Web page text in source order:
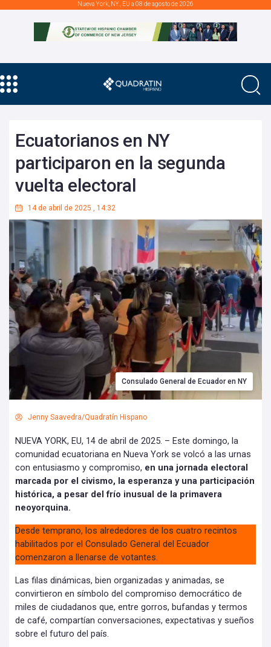
Nueva York, NY., EU a 08 de agosto de 2026
Ecuatorianos en NY
participaron en la segunda
vuelta electoral
14 de abril de 2025 , 14:32
Consulado General de Ecuador en NY
Jenny Saavedra/Quadratín Hispano
NUEVA YORK, EU, 14 de abril de 2025. – Este domingo, la
comunidad ecuatoriana en Nueva York se volcó a las urnas
con entusiasmo y compromiso, en una jornada electoral
marcada por el civismo, la esperanza y una participación
histórica, a pesar del frío inusual de la primavera
neoyorquina.
Desde temprano, los alrededores de los cuatro recintos
habilitados por el Consulado General del Ecuador
comenzaron a llenarse de votantes.
Las filas dinámicas, bien organizadas y animadas, se
convirtieron en símbolo del compromiso democrático de
miles de ciudadanos que, entre gorros, bufandas y termos
de café, compartían conversaciones, expectativas y sueños
sobre el futuro del país.